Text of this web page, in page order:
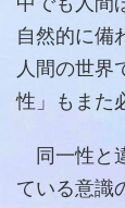
自然的に備
人間の世界
性」もまた
同一性と
ている意識